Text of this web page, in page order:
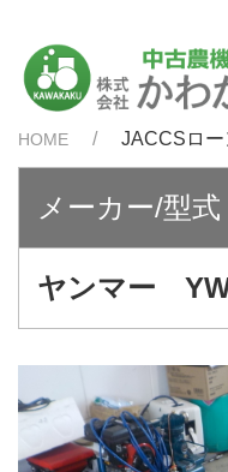
HOME JACCSロ
メーカー/型式
ヤンマー